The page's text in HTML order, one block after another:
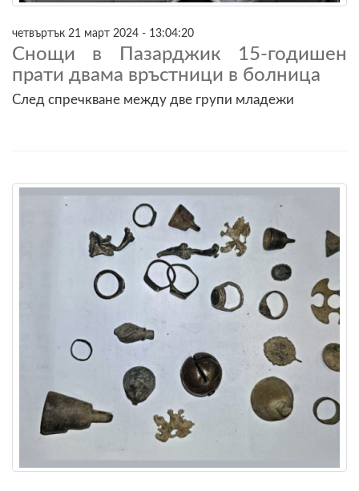
четвъртък 21 март 2024 - 13:04:20
Снощи в Пазарджик 15-годишен
прати двама връстници в болница
След спречкване между две групи младежи